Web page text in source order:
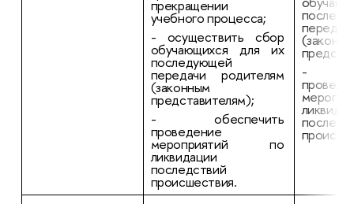
прекращении
учебного процесса;
- осуществить сбор
обучающихся для их
последующей
передачи родителям
(законным
представителям);
- обеспечить
проведение
мероприятий по
ликвидации
последствий
происшествия.
-